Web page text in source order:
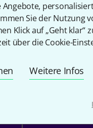
Sie der Nutzung
Klick auf „Geht klar“
über die Cookie-
Weitere Infos